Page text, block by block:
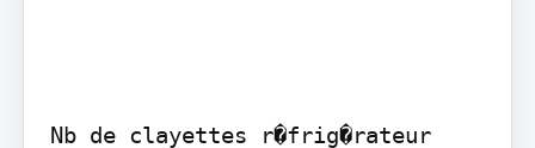
Nb de clayettes r�frig�rateur